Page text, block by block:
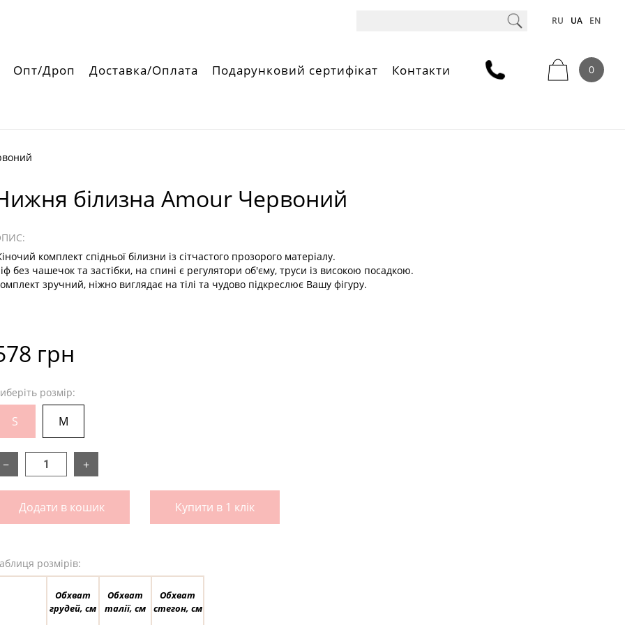
RU UA EN
Опт/Дроп Доставка/Оплата Подарунковий сертифікат Контакти 0
білизна Amour Червоний
комплект спідньої білизни із сітчастого прозорого матеріалу.
без чашечок та застібки, на спині є регулятори об'єму, труси із високою посадкою.
зручний, ніжно виглядає на тілі та чудово підкреслює Вашу фігуру.
грн
розмір:
S M
− +
Додати в кошик Купити в 1 клік
розмірів:
Обхват
грудей, см
Обхват
талії, см
Обхват
стегон, см